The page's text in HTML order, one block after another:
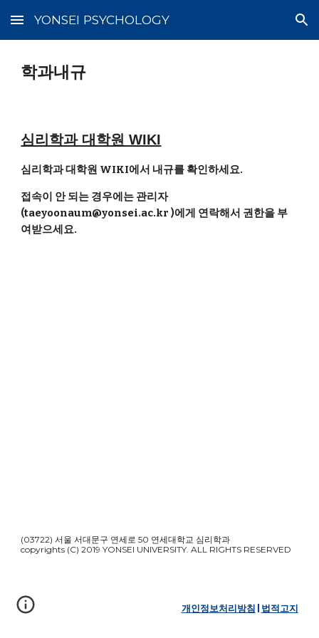
Skip to main content Skip to navigation
YONSEI PSYCHOLOGY
학과내규
심리학과 대학원 WIKI
심리학과 대학원 WIKI에서 내규를 확인하세요.
접속이 안 되는 경우에는 관리자
(taeyoonaum@yonsei.ac.kr )에게 연락해서 권한을 부
여받으세요.
(03722) 서울 서대문구 연세로 50 연세대학교 심리학과
copyrights (C) 2019 YONSEI UNIVERSITY. ALL RIGHTS RESERVED
개인정보처리방침 법적고지